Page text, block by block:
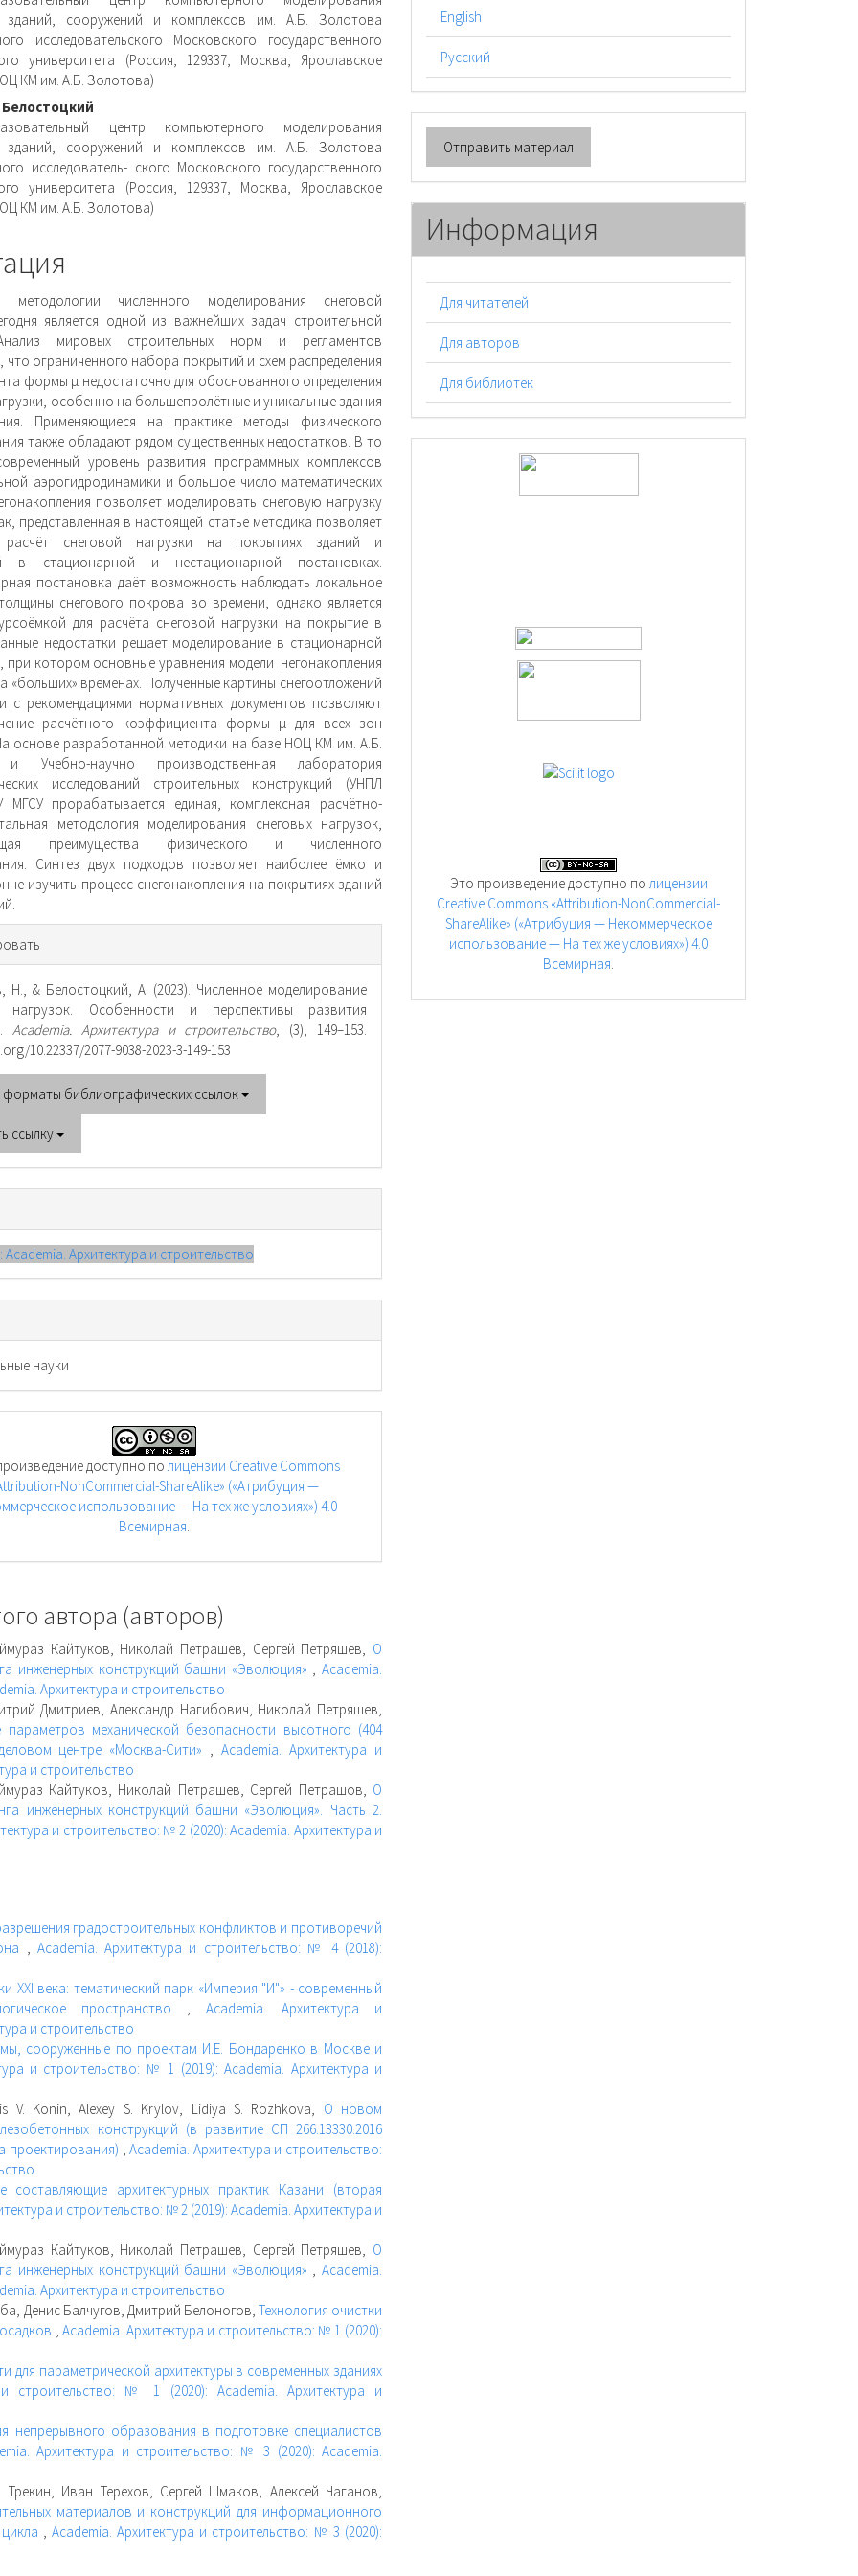
зданий, сооружений и комплексов им. А.Б. Золотова
исследовательского Московского государственного
университета (Россия, 129337, Москва, Ярославское
КМ им. А.Б. Золотова)
центр компьютерного моделирования
зданий, сооружений и комплексов им. А.Б. Золотова
исследователь- ского Московского государственного
университета (Россия, 129337, Москва, Ярославское
КМ им. А.Б. Золотова)
методологии численного моделирования снеговой
является одной из важнейших задач строительной
мировых строительных норм и регламентов
что ограниченного набора покрытий и схем распределения
формы μ недостаточно для обоснованного определения
особенно на большепролётные и уникальные здания
Применяющиеся на практике методы физического
также обладают рядом существенных недостатков. В то
уровень развития программных комплексов
аэрогидродинамики и большое число математических
позволяет моделировать снеговую нагрузку
представленная в настоящей статье методика позволяет
расчёт снеговой нагрузки на покрытиях зданий и
в стационарной и нестационарной постановках.
постановка даёт возможность наблюдать локальное
снегового покрова во времени, однако является
для расчёта снеговой нагрузки на покрытие в
недостатки решает моделирование в стационарной
при котором основные уравнения модели негонакопления
«больших» временах. Полученные картины снегоотложений
с рекомендациями нормативных документов позволяют
расчётного коэффициента формы μ для всех зон
основе разработанной методики на базе НОЦ КМ им. А.Б.
Учебно-научно производственная лаборатория
исследований строительных конструкций (УНПЛ
прорабатывается единая, комплексная расчётно-
методология моделирования снеговых нагрузок,
преимущества физического и численного
Синтез двух подходов позволяет наиболее ёмко и
изучить процесс снегонакопления на покрытиях зданий
Н., & Белостоцкий, А. (2023). Численное моделирование
нагрузок. Особенности и перспективы развития
Academia. Архитектура и строительство, (3), 149–153.
10.22337/2077-9038-2023-3-149-153
форматы библиографических ссылок
ссылку
Academia. Архитектура и строительство
науки
доступно полицензии Creative Commons
NonCommercial-ShareAlike» («Атрибуция —
использование — На тех же условиях») 4.0
Всемирная.
автора (авторов)
Кайтуков, Николай Петрашев, Сергей Петряшев, О
инженерных конструкций башни «Эволюция» ,Academia.
Архитектура и строительство
Дмитриев, Александр Нагибович, Николай Петряшев,
параметров механической безопасности высотного (404
центре «Москва-Сити» ,Academia. Архитектура и
и строительство
Кайтуков, Николай Петрашев, Сергей Петрашов, О
инженерных конструкций башни «Эволюция». Часть 2.
и строительство: № 2 (2020): Academia. Архитектура и
градостроительных конфликтов и противоречий
Academia. Архитектура и строительство: № 4 (2018):
XXI века: тематический парк «Империя "И"» - современный
пространство
Academia. Архитектура и
и строительство
сооруженные по проектам И.Е. Бондаренко в Москве и
и строительство: № 1 (2019): Academia. Архитектура и
V. Konin, Alexey S. Krylov, Lidiya S. Rozhkova, О новом
конструкций (в развитие СП 266.13330.2016
проектирования)
,Academia. Архитектура и строительство:
составляющие архитектурных практик Казани (вторая
и строительство: № 2 (2019): Academia. Архитектура и
Кайтуков, Николай Петрашев, Сергей Петряшев, О
инженерных конструкций башни «Эволюция»
,Academia.
Архитектура и строительство
Денис Балчугов, Дмитрий Белоногов, Технология очистки
,Academia. Архитектура и строительство: № 1 (2020):
для параметрической архитектуры в современных зданиях
и строительство: № 1 (2020): Academia. Архитектура и
непрерывного образования в подготовке специалистов
Архитектура и строительство: № 3 (2020): Academia.
Иван Терехов, Сергей Шмаков, Алексей Чаганов,
материалов и конструкций для информационного
,Academia. Архитектура и строительство: № 3 (2020):
English
Русский
Отправить
материал
Отправить материал
Информация
Для читателей
Для авторов
Для библиотек
Это произведение доступно полицензии
Creative Commons «Attribution-NonCommercial-
ShareAlike» («Атрибуция — Некоммерческое
использование — На тех же условиях») 4.0
Всемирная.